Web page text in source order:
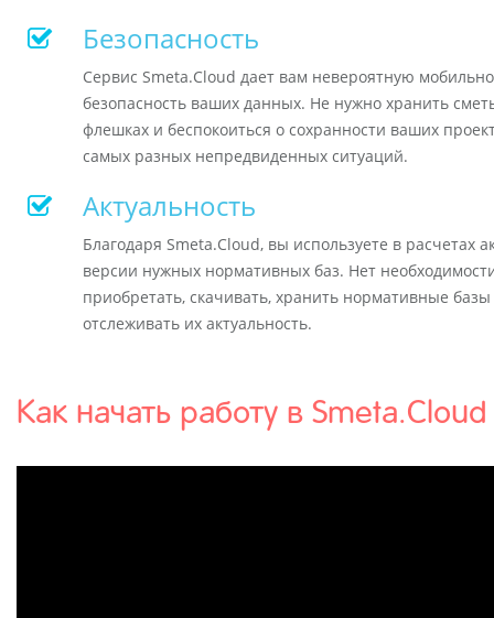
Безопасность
Cервис Smeta.Cloud дает вам невероятную
безопасность ваших данных. Не нужно хранить
флешках и беспокоиться о сохранности ваших
самых разных непредвиденных ситуаций.
Актуальность
Благодаря Smeta.Cloud, вы используете в расчетах
версии нужных нормативных баз. Нет
приобретать, скачивать, хранить нормативные
отслеживать их актуальность.
Как начать работу в Smeta.Cloud